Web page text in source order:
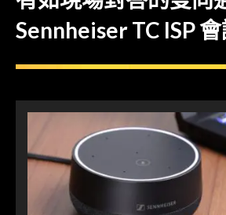
Sennheiser TC ISP